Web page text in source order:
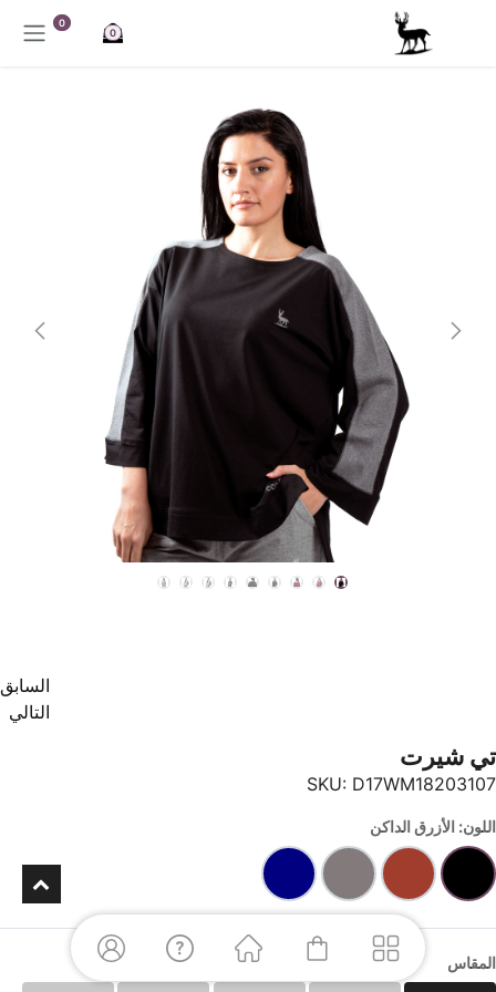
تخطي للذهاب إلى المحتوى
0
0
السابق
التالي
تي شيرت
SKU: D17WM18203107
اللون: الأزرق الداكن
المقاس